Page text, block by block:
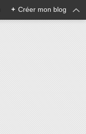
+ Créer mon blog